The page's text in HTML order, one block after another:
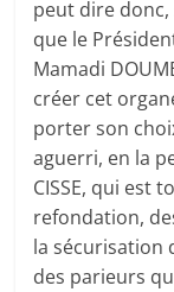
peut dire donc,
que le
Mamadi
créer cet
porter son
aguerri, en la
CISSE, qui est
refondation,
la sécurisation
des parieurs